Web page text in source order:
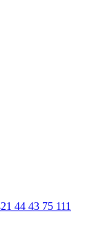
44 43 75 111